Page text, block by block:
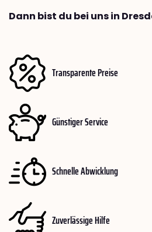
Dann bist du bei uns in
Transparente Preise
Günstiger Service
Schnelle Abwicklung
Zuverlässige Hilfe